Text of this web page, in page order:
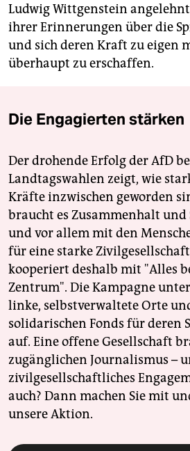
Ludwig Wittgenstein
ihrer Erinnerungen über die
und sich deren Kraft zu eigen
überhaupt zu erschaffen.
Die Engagierten stärken
Der drohende Erfolg der AfD
Landtagswahlen zeigt, wie
Kräfte inzwischen geworden
braucht es Zusammenhalt
und vor allem mit den
für eine starke
kooperiert deshalb mit "Alles
Zentrum". Die Kampagne
linke, selbstverwaltete Orte
solidarischen Fonds für deren
auf. Eine offene Gesellschaft
zugänglichen Journalismus –
zivilgesellschaftliches
auch? Dann machen Sie mit
unsere Aktion.